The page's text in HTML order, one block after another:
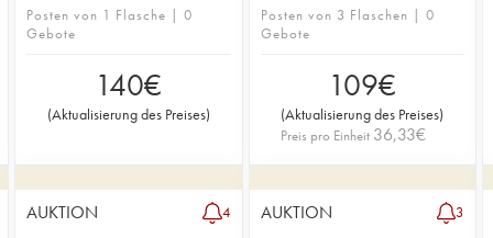
Posten von 1 Flasche | 0
Gebote
140€
(Aktualisierung des Preises)
Posten von 3 Flaschen | 0
Gebote
109€
(Aktualisierung des Preises)
Preis pro Einheit 36,33€
AUKTION 4 AUKTION 3